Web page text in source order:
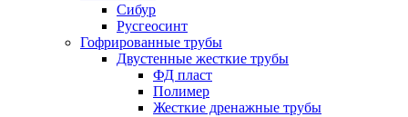
Сибур
Русгеосинт
Гофрированные трубы
Двустенные жесткие трубы
ФД пласт
Полимер
Жесткие дренажные трубы